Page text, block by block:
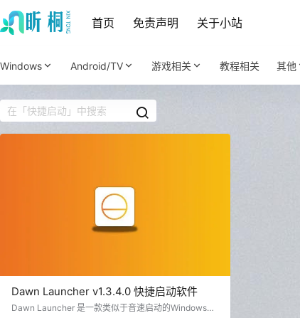
首页 免责声明 关于小站
Windows Android/TV 游戏相关 教程相关 其他
Dawn Launcher v1.3.4.0 快捷启动软件
Dawn Launcher 是一款类似于音速启动的Windows快